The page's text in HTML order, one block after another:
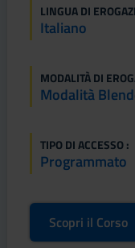
LINGUA DI
Italiano
MODALITÀ DI
Modalità
TIPO DI ACCESSO :
Programmato
Scopri il Corso